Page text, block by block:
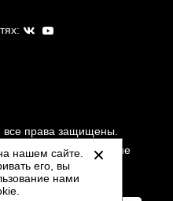
все права защищены.
магазином и не
офертой.
данных
нашем сайте.
его, вы
нами